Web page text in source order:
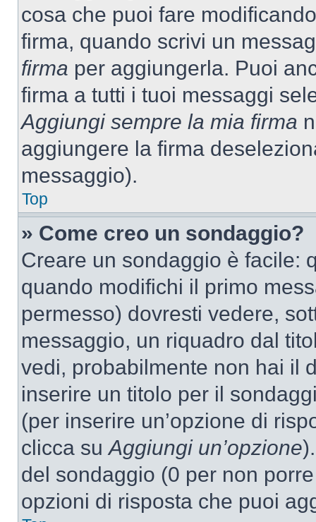
cosa che puoi fare
firma, quando scrivi un
firma per aggiungerla. Puoi
firma a tutti i tuoi messaggi
Aggiungi sempre la mia firma
aggiungere la firma
messaggio).
Top
» Come creo un sondaggio?
Creare un sondaggio è facile:
quando modifichi il primo
permesso) dovresti vedere,
messaggio, un riquadro dal
vedi, probabilmente non hai il
inserire un titolo per il
(per inserire un’opzione di
clicca suAggiungi un’opzione
del sondaggio (0 per non
opzioni di risposta che puoi